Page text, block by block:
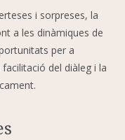
i sorpreses, la
a les dinàmiques de
per a
del diàleg i la